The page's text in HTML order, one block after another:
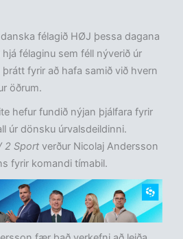
félagið HØJ þessa dagana
félaginu sem féll nýverið úr
fyrir að hafa samið við hvern
öðrum.
hefur fundið nýjan þjálfara fyrir
úr dönsku úrvalsdeildinni.
2 Sport verður Nicolaj Andersson
fyrir komandi tímabil.